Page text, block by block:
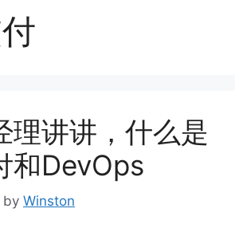
理讲讲，什么是
和DevOps
by Winston